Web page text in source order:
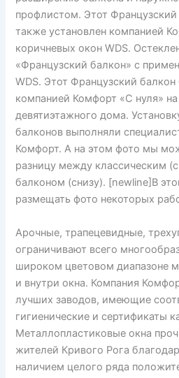
профлистом. Этот
также установлен компанией
коричневых окон WDS.
«Французский балкон» с
WDS. Этот Французский
компанией Комфорт «С нуля»
девятиэтажного дома.
балконов выполняли
Комфорт. А на этом фото мы
разницу между классическим
балконом (снизу). [newline]В
размещать фото некоторых
Арочные, трапецевидные,
ограничивают всего
широком цветовом диапазоне
и внутри окна. Компания
лучших заводов, имеющие
гигиенические и сертификаты
Металлопластиковые окна
жителей Кривого Рога
наличием целого ряда